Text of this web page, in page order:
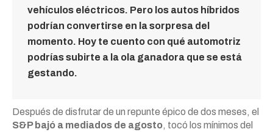
vehículos eléctricos. Pero los autos híbridos
podrían convertirse en la sorpresa del
momento. Hoy te cuento con qué automotriz
podrías subirte a la ola ganadora que se está
gestando.
Después de disfrutar de un repunte épico de dos meses, el
S&P bajó a mediados de agosto, tocó los mínimos del